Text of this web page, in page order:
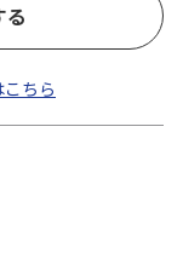
る
ちら